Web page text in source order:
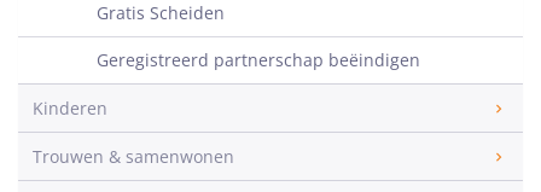
Gratis Scheiden
Geregistreerd partnerschap beëindigen
Kinderen
Trouwen & samenwonen